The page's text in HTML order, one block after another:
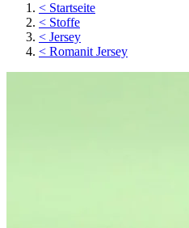
< Startseite
< Stoffe
< Jersey
< Romanit Jersey